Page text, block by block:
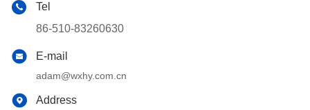
Tel
86-510-83260630
E-mail
adam@wxhy.com.cn
Address